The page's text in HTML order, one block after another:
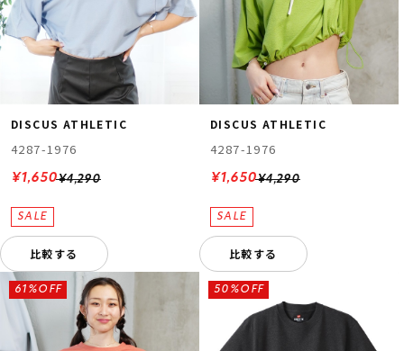
DISCUS ATHLETIC
4287-1976
¥4,290
¥1,650
比較する
DISCUS ATHLETIC
4287-1976
¥4,290
¥1,650
比較する
61%OFF 50%OFF